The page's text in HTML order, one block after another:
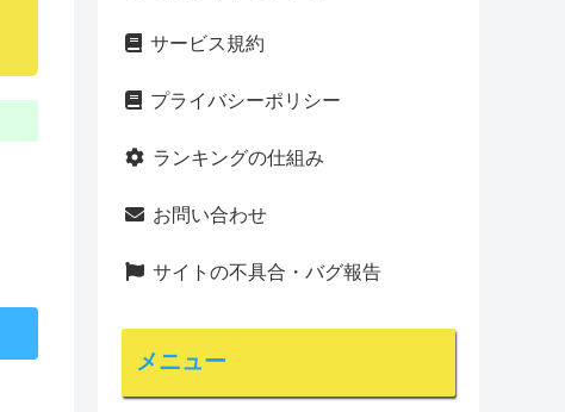
サービス規約
プライバシーポリシー
ランキングの仕組み
お問い合わせ
サイトの不具合・バグ報告
メニュー